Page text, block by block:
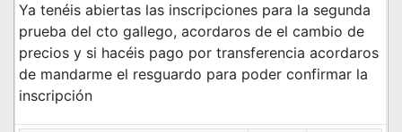
Ya tenéis abiertas las inscripciones para la segunda
prueba del cto gallego, acordaros de el cambio de
precios y si hacéis pago por transferencia acordaros
de mandarme el resguardo para poder confirmar la
inscripción